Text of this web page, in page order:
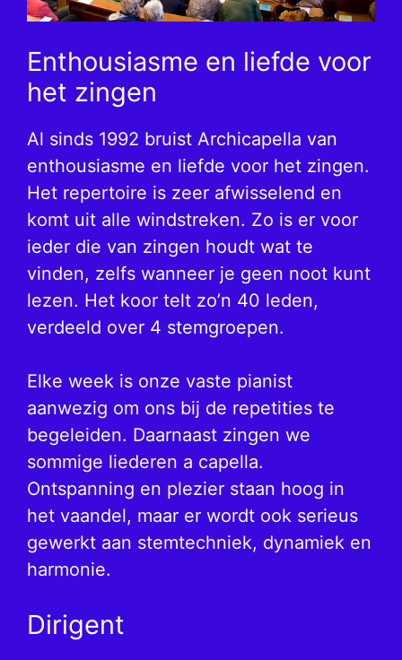
Enthousiasme en liefde voor
het zingen
Al sinds 1992 bruist Archicapella van
enthousiasme en liefde voor het zingen.
Het repertoire is zeer afwisselend en
komt uit alle windstreken. Zo is er voor
ieder die van zingen houdt wat te
vinden, zelfs wanneer je geen noot kunt
lezen. Het koor telt zo’n 40 leden,
verdeeld over 4 stemgroepen.
Elke week is onze vaste pianist
aanwezig om ons bij de repetities te
begeleiden. Daarnaast zingen we
sommige liederen a capella.
Ontspanning en plezier staan hoog in
het vaandel, maar er wordt ook serieus
gewerkt aan stemtechniek, dynamiek en
harmonie.
Dirigent